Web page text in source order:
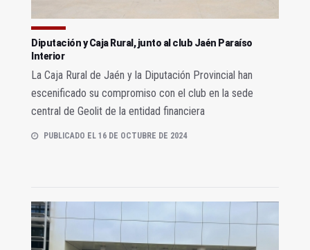
Diputación y Caja Rural, junto al club Jaén Paraíso
Interior
La Caja Rural de Jaén y la Diputación Provincial han
escenificado su compromiso con el club en la sede
central de Geolit de la entidad financiera
PUBLICADO EL 16 DE OCTUBRE DE 2024